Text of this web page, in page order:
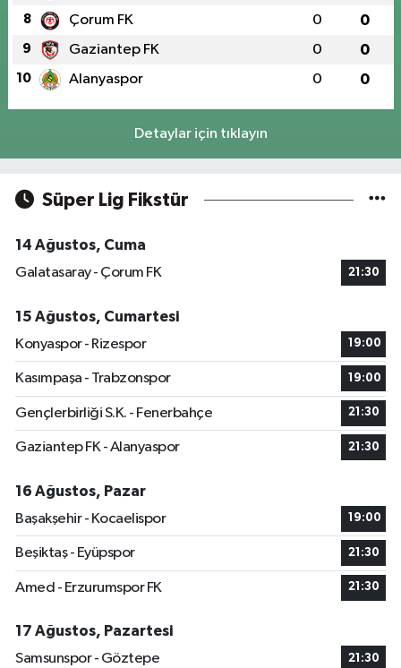
8 Çorum FK 0 0
9 Gaziantep FK 0 0
10 Alanyaspor 0 0
Detaylar için tıklayın
Süper Lig Fikstür
14 Ağustos, Cuma
Galatasaray - Çorum FK
21:30
15 Ağustos, Cumartesi
Konyaspor - Rizespor
19:00
Kasımpaşa - Trabzonspor 19:00
Gençlerbirliği S.K. - Fenerbahçe 21:30
Gaziantep FK - Alanyaspor 21:30
16 Ağustos, Pazar
Başakşehir - Kocaelispor
19:00
Beşiktaş - Eyüpspor 21:30
Amed - Erzurumspor FK 21:30
17 Ağustos, Pazartesi
Samsunspor - Göztepe
21:30